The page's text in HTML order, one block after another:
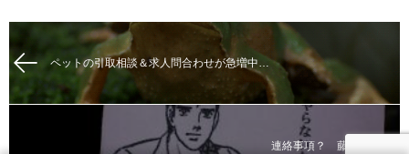
ペットの引取相談＆求人問合わせが急増中…
連絡事項？ 藤井